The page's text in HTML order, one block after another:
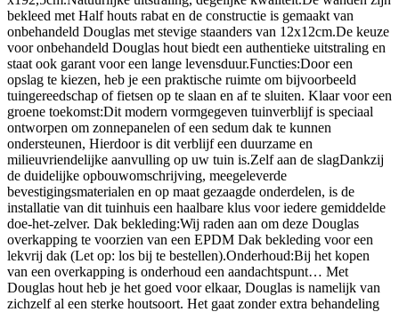
bekleed met Half houts rabat en de constructie is gemaakt van
onbehandeld Douglas met stevige staanders van 12x12cm.De keuze
voor onbehandeld Douglas hout biedt een authentieke uitstraling en
staat ook garant voor een lange levensduur.Functies:Door een
opslag te kiezen, heb je een praktische ruimte om bijvoorbeeld
tuingereedschap of fietsen op te slaan en af te sluiten. Klaar voor een
groene toekomst:Dit modern vormgegeven tuinverblijf is speciaal
ontworpen om zonnepanelen of een sedum dak te kunnen
ondersteunen, Hierdoor is dit verblijf een duurzame en
milieuvriendelijke aanvulling op uw tuin is.Zelf aan de slagDankzij
de duidelijke opbouwomschrijving, meegeleverde
bevestigingsmaterialen en op maat gezaagde onderdelen, is de
installatie van dit tuinhuis een haalbare klus voor iedere gemiddelde
doe-het-zelver. Dak bekleding:Wij raden aan om deze Douglas
overkapping te voorzien van een EPDM Dak bekleding voor een
lekvrij dak (Let op: los bij te bestellen).Onderhoud:Bij het kopen
van een overkapping is onderhoud een aandachtspunt… Met
Douglas hout heb je het goed voor elkaar, Douglas is namelijk van
zichzelf al een sterke houtsoort. Het gaat zonder extra behandeling